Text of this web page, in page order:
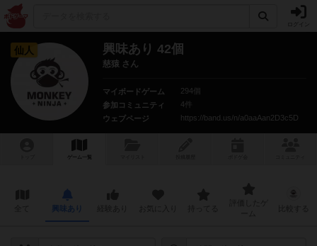
仙人 興味あり 42個
慈猿 さん
マイボードゲーム
294個
参加コミュニティ
4件
ウェブページ
https://band.us/n/a0aaAan2D3c5D
ゲーム一覧
興味あり